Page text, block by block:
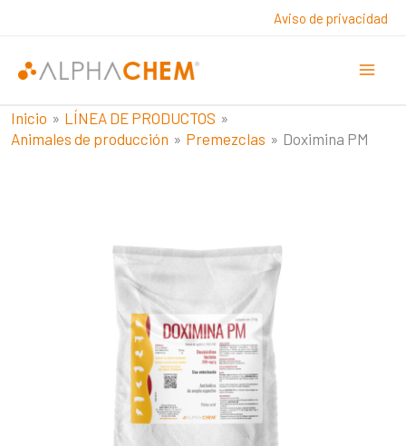
contenido
Aviso de privacidad
Inicio
LÍNEA DE PRODUCTOS
Animales de producción
Premezclas Doximina PM